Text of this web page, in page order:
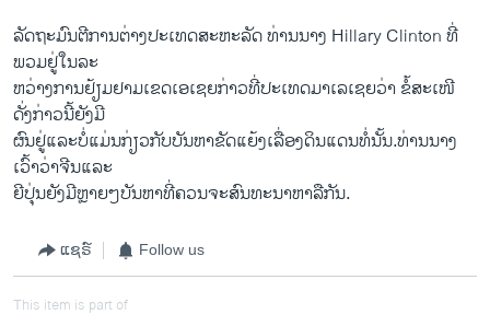
ລັດຖະມົນຕີການຕ່າງປະເທດສະຫະລັດ ທ່ານນາງ Hillary Clinton ທີ່
ພວມຢູ່ໃນລະ
ຫວ່າງການຢ້ຽມຢາມເຂດເອເຊຍກ່າວທີ່ປະເທດມາເລເຊຍວ່າ ຂໍ້ສະເໜີ
ດັ່ງກ່າວນີ້ຍັງມີ
ຜົນຢູ່ແລະບໍ່ແມ່ນກ່ຽວກັບບັນຫາຂັດແຍ້ງເລື່ອງດິນແດນທໍ່ນັ້ນ.ທ່ານນາງ
ເວົ້າວ່າຈີນແລະ
ຍີປຸ່ນຍັງມີຫຼາຍໆບັນຫາທີ່ຄວນຈະສົນທະນາຫາລືກັນ.
ແຊຣ໌ Follow us
This item is part of